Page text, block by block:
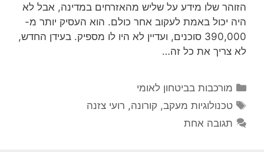
הזוהר שלו מידע על שליש מהאזרחים במדינה, אבל לא
היה יכול באמת לעקוב אחר כולם. הוא העסיק יותר מ-
390,000 סוכנים, ועדיין לא היו לו מספיק. בעידן החדש,
לא צריך את כל זה…
קטגוריות
מורכבות בביטחון לאומי
תגיות
טכנולוגיות מעקב, קורונה, רועי צזנה
תגובה אחת